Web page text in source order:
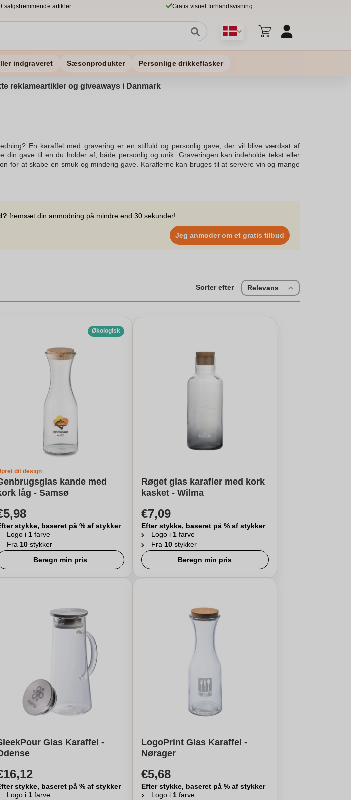
salgsfremmende artikler Gratis visuel forhåndsvisning
indgraveret Sæsonprodukter Personlige drikkeflasker
reklameartikler og giveaways i Danmark
En karaffel med gravering er en stilfuld og personlig gave, der vil blive værdsat af
din gave til en du holder af, både personlig og unik. Graveringen kan indeholde tekst eller
for at skabe en smuk og minderig gave. Karaflerne kan bruges til at servere vin og mange
og flotte graveringer, der kan tilpasse enhver speciel anledning som bryllup, jubilæum
er vores kundeservice klar til at kontakte dig. Så tag et kig på vores udvalg og find den
med en personlig gave, der vil skabe minder for livet.
fremsæt din anmodning på mindre end 30 sekunder!
Jeg anmoder om et gratis tilbud
Sorter efter Relevans
Økologisk
dit design
kande med
låg - Samsø
stykke, baseret på % af stykker
Logo i 1 farve
Fra 10 stykker
Beregn min pris
Røget glas karafler med kork
kasket - Wilma
€7,09
Efter stykke, baseret på % af stykker
Logo i 1 farve
Fra 10 stykker
Beregn min pris
Glas Karaffel -
stykke, baseret på % af stykker
Logo i 1 farve
LogoPrint Glas Karaffel -
Nørager
€5,68
Efter stykke, baseret på % af stykker
Logo i 1 farve